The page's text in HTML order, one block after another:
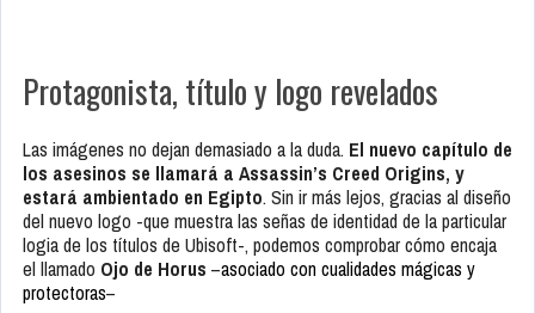
Protagonista, título y logo revelados
Las imágenes no dejan demasiado a la duda. El nuevo capítulo de
los asesinos se llamará a Assassin’s Creed Origins, y
estará ambientado en Egipto. Sin ir más lejos, gracias al diseño
del nuevo logo -que muestra las señas de identidad de la particular
logia de los títulos de Ubisoft-, podemos comprobar cómo encaja
el llamado Ojo de Horus –asociado con cualidades mágicas y
protectoras–